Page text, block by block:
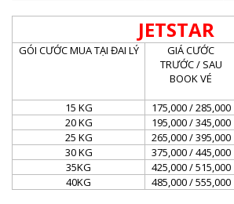
JETSTAR
GÓI CƯỚC MUA TẠI ĐAI LÝ
GIÁ CƯỚC
TRƯỚC / SAU
BOOK VÉ
15 KG 175,000 / 285,000
20 KG
195,000 / 345,000
25 KG
265,000 / 395,000
30 KG
375,000 / 445,000
35KG
425,000 / 515,000
40KG
485,000 / 555,000